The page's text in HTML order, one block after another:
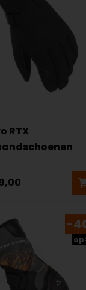
RTX
-